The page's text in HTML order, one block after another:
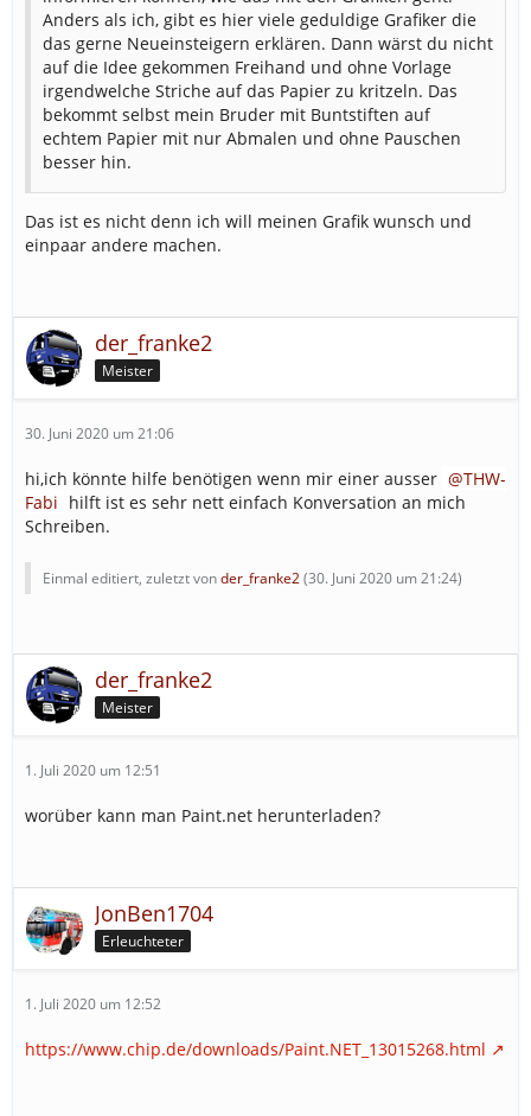
Anders als ich, gibt es hier viele geduldige Grafiker die
das gerne Neueinsteigern erklären. Dann wärst du nicht
auf die Idee gekommen Freihand und ohne Vorlage
irgendwelche Striche auf das Papier zu kritzeln. Das
bekommt selbst mein Bruder mit Buntstiften auf
echtem Papier mit nur Abmalen und ohne Pauschen
besser hin.
Das ist es nicht denn ich will meinen Grafik wunsch und
einpaar andere machen.
der_franke2
Meister
30. Juni 2020 um 21:06
hi,ich könnte hilfe benötigen wenn mir einer ausser
THW-
Fabi hilft ist es sehr nett einfach Konversation an mich
Schreiben.
Einmal editiert, zuletzt vonder_franke2(30. Juni 2020 um 21:24)
der_franke2
Meister
1. Juli 2020 um 12:51
worüber kann man Paint.net herunterladen?
JonBen1704
Erleuchteter
1. Juli 2020 um 12:52
https://www.chip.de/downloads/Paint.NET_13015268.html